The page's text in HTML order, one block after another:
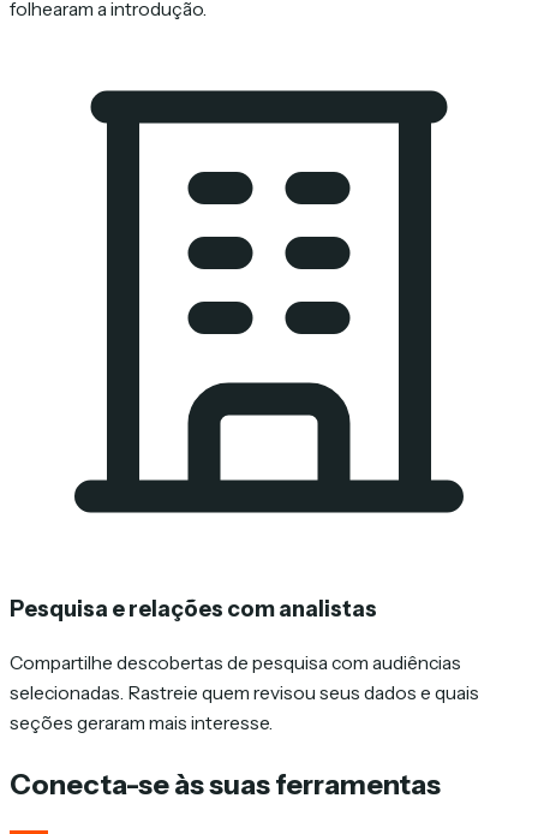
folhearam a introdução.
Pesquisa e relações com analistas
Compartilhe descobertas de pesquisa com audiências
selecionadas. Rastreie quem revisou seus dados e quais
seções geraram mais interesse.
Conecta-se às suas ferramentas